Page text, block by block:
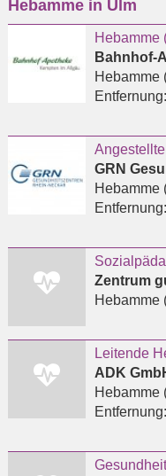
eingeben
Hebamme in Ulm
Hebamme
Bahnhof-
Hebamme
Entfernung:
Hebamme
Entfernung:
Zentrum
Hebamme
ADK
Hebamme
Entfernung: